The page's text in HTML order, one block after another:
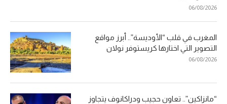
06/08/2026
المغرب في قلب “الأوديسة”.. أبرز مواقع
التصوير التي اختارها كريستوفر نولان
06/08/2026
“مانزاكين”.. تعاون حجيب ودراكانوف يتجاوز